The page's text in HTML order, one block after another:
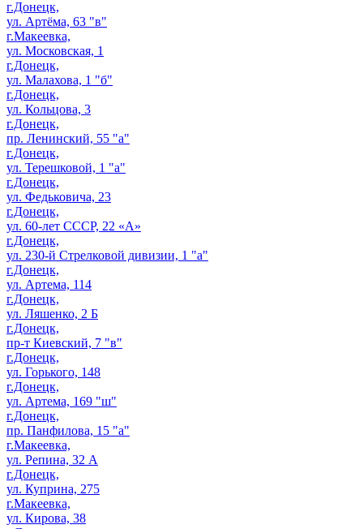
г.Донецк,
ул. Артёма, 63 "в"
г.Макеевка,
ул. Московская, 1
г.Донецк,
ул. Малахова, 1 "б"
г.Донецк,
ул. Кольцова, 3
г.Донецк,
пр. Ленинский, 55 "а"
г.Донецк,
ул. Терешковой, 1 "а"
г.Донецк,
ул. Федьковича, 23
г.Донецк,
ул. 60-лет СССР, 22 «А»
г.Донецк,
ул. 230-й Стрелковой дивизии, 1 "а"
г.Донецк,
ул. Артема, 114
г.Донецк,
ул. Ляшенко, 2 Б
г.Донецк,
пр-т Киевский, 7 "в"
г.Донецк,
ул. Горького, 148
г.Донецк,
ул. Артема, 169 "ш"
г.Донецк,
пр. Панфилова, 15 "а"
г.Макеевка,
ул. Репина, 32 А
г.Донецк,
ул. Куприна, 275
г.Макеевка,
ул. Кирова, 38